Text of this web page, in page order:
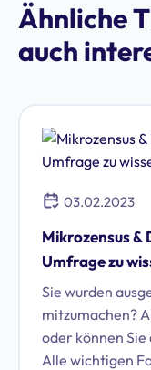
Ähnliche
auch
03.02.2023
Mikrozensus &
Umfrage zu
Sie wurden
mitzumachen?
oder können
Alle wichtigen